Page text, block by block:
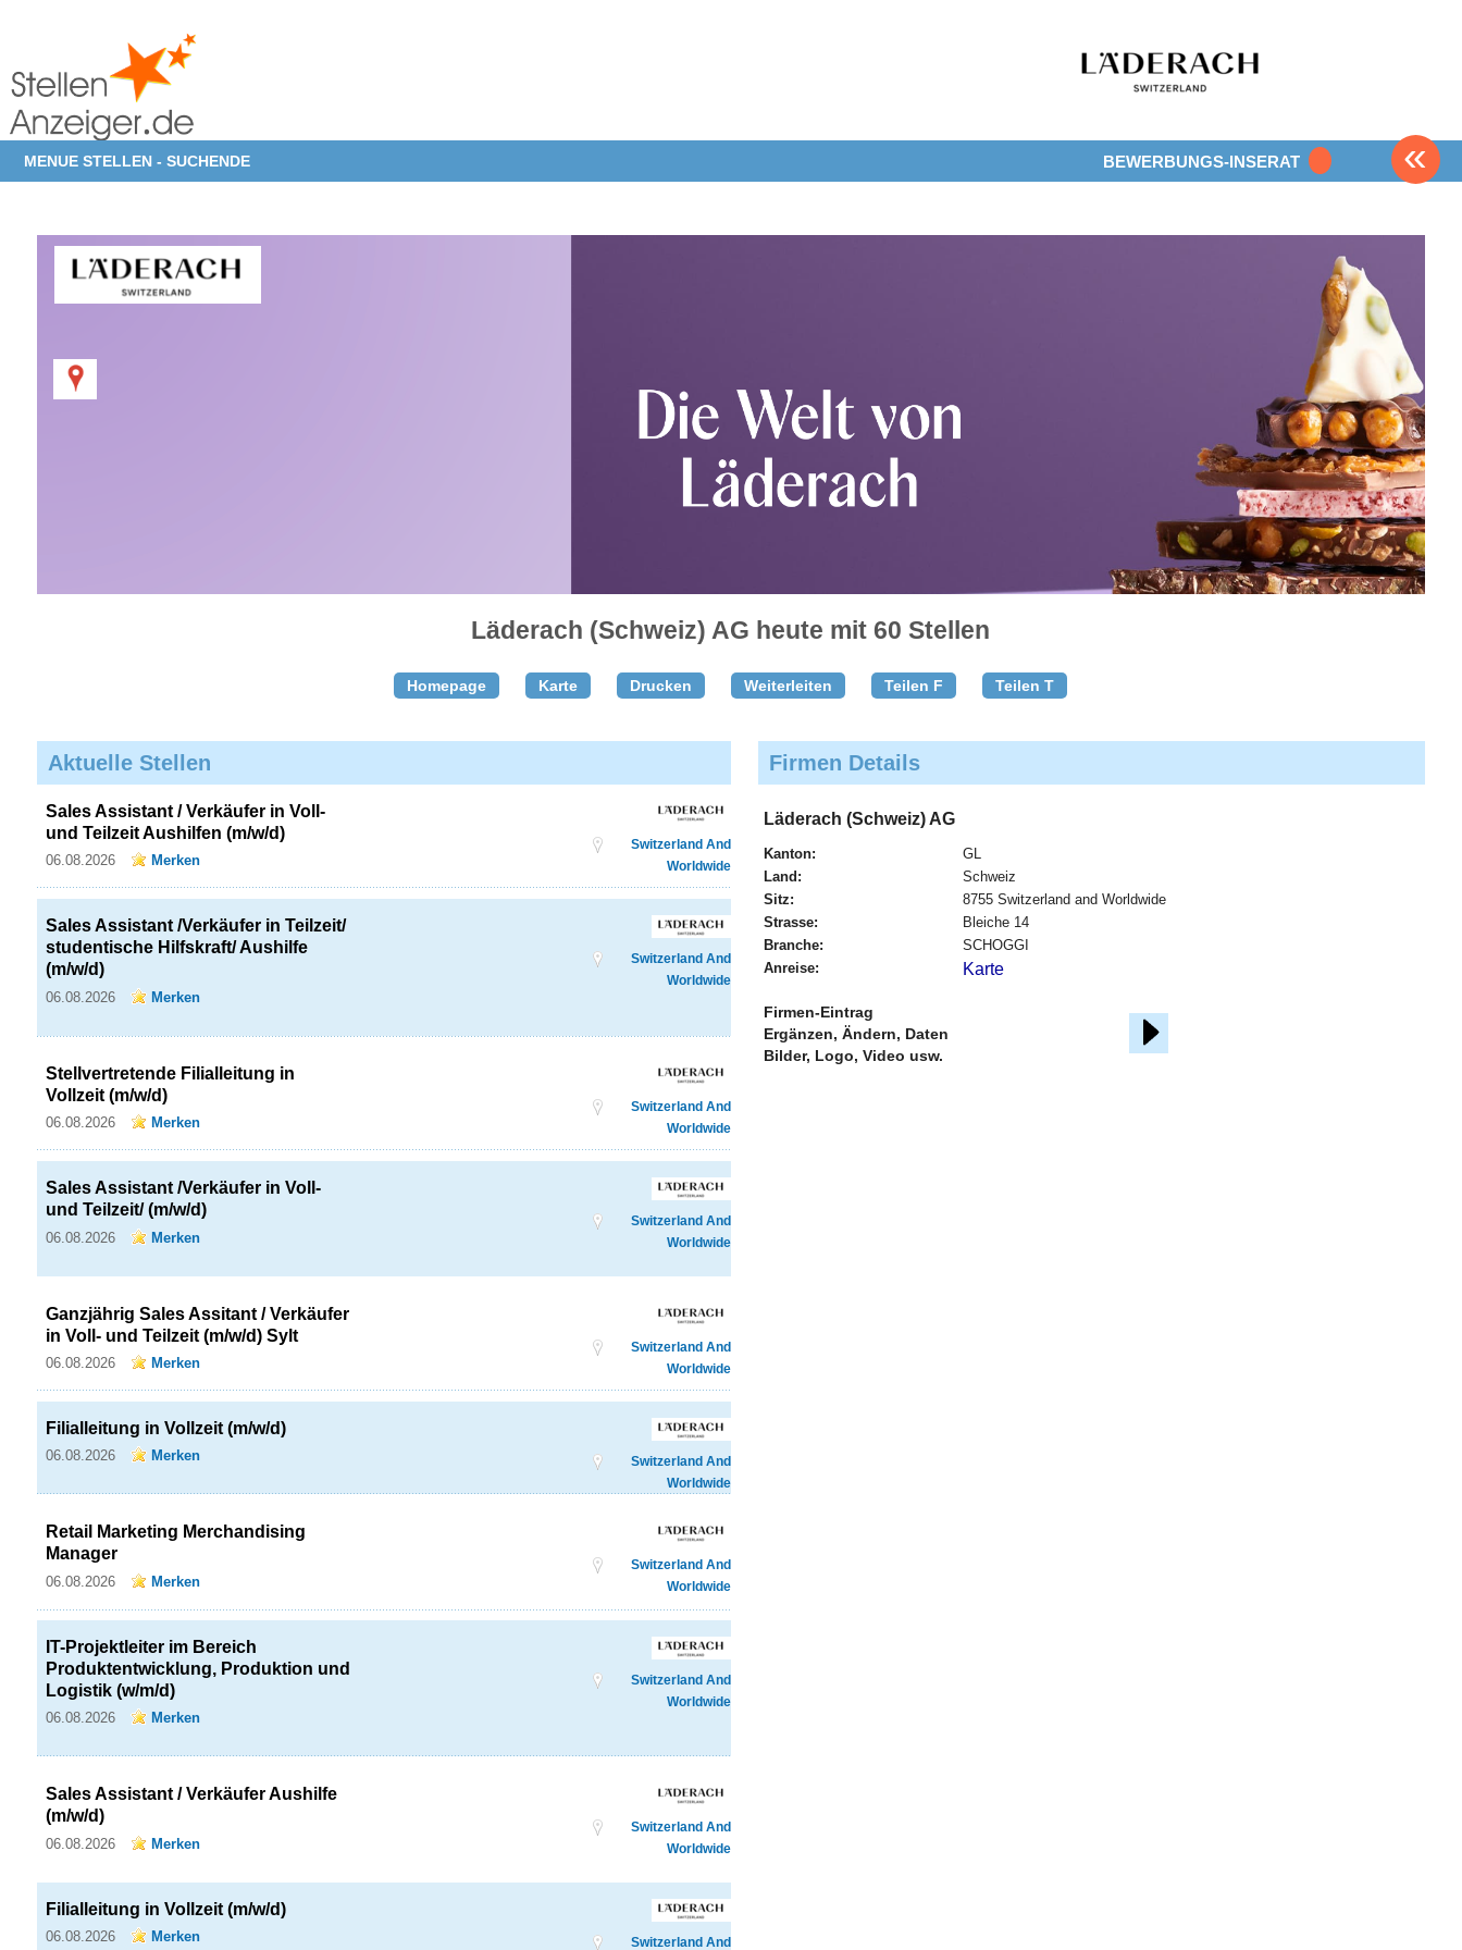
MENUE STELLEN - SUCHENDE BEWERBUNGS-INSERAT «
Läderach (Schweiz) AG heute mit 60 Stellen
Homepage Karte Drucken Weiterleiten Teilen F Teilen T
Aktuelle Stellen
Sales Assistant / Verkäufer in Voll-
und Teilzeit Aushilfen (m/w/d)
06.08.2026 Merken
Switzerland And
Worldwide
Sales Assistant /Verkäufer in Teilzeit/
studentische Hilfskraft/ Aushilfe
(m/w/d)
06.08.2026 Merken
Switzerland And
Worldwide
Stellvertretende Filialleitung in
Vollzeit (m/w/d)
06.08.2026 Merken
Switzerland And
Worldwide
Sales Assistant /Verkäufer in Voll-
und Teilzeit/ (m/w/d)
06.08.2026 Merken
Switzerland And
Worldwide
Ganzjährig Sales Assitant / Verkäufer
in Voll- und Teilzeit (m/w/d) Sylt
06.08.2026 Merken
Switzerland And
Worldwide
Filialleitung in Vollzeit (m/w/d)
06.08.2026 Merken
Switzerland And
Worldwide
Retail Marketing Merchandising
Manager
06.08.2026 Merken
Switzerland And
Worldwide
IT-Projektleiter im Bereich
Produktentwicklung, Produktion und
Logistik (w/m/d)
06.08.2026 Merken
Switzerland And
Worldwide
Sales Assistant / Verkäufer Aushilfe
(m/w/d)
06.08.2026 Merken
Switzerland And
Worldwide
Filialleitung in Vollzeit (m/w/d)
06.08.2026 Merken Switzerland And
Firmen Details
Läderach (Schweiz) AG
Kanton:
GL
Land:
Schweiz
Sitz:
8755 Switzerland and Worldwide
Strasse:
Bleiche 14
Branche:
SCHOGGI
Anreise:
Karte
Firmen-Eintrag
Ergänzen, Ändern, Daten
Bilder, Logo, Video usw.